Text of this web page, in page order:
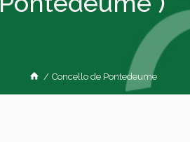
/ Concello de Pontedeume